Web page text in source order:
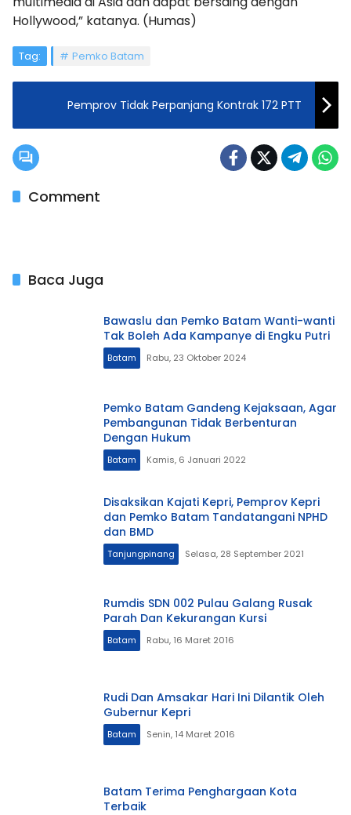
Hollywood,” katanya. (Humas)
Tag: Pemko Batam
Pemprov Tidak Perpanjang Kontrak 172 PTT
Comment
Baca Juga
Bawaslu dan Pemko Batam Wanti-wanti
Tak Boleh Ada Kampanye di Engku Putri
Batam Rabu, 23 Oktober 2024
Pemko Batam Gandeng Kejaksaan, Agar
Pembangunan Tidak Berbenturan
Dengan Hukum
Batam Kamis, 6 Januari 2022
Disaksikan Kajati Kepri, Pemprov Kepri
dan Pemko Batam Tandatangani NPHD
dan BMD
Tanjungpinang Selasa, 28 September 2021
Rumdis SDN 002 Pulau Galang Rusak
Parah Dan Kekurangan Kursi
Batam Rabu, 16 Maret 2016
Rudi Dan Amsakar Hari Ini Dilantik Oleh
Gubernur Kepri
Batam Senin, 14 Maret 2016
Batam Terima Penghargaan Kota
Terbaik